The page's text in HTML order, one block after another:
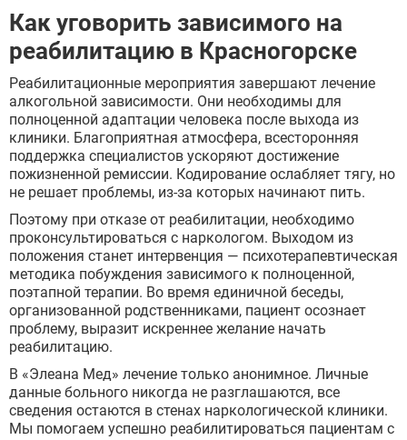
Как уговорить зависимого на
реабилитацию в Красногорске
Реабилитационные мероприятия завершают лечение
алкогольной зависимости. Они необходимы для
полноценной адаптации человека после выхода из
клиники. Благоприятная атмосфера, всесторонняя
поддержка специалистов ускоряют достижение
пожизненной ремиссии. Кодирование ослабляет тягу, но
не решает проблемы, из-за которых начинают пить.
Поэтому при отказе от реабилитации, необходимо
проконсультироваться с наркологом. Выходом из
положения станет интервенция — психотерапевтическая
методика побуждения зависимого к полноценной,
поэтапной терапии. Во время единичной беседы,
организованной родственниками, пациент осознает
проблему, выразит искреннее желание начать
реабилитацию.
В «Элеана Мед» лечение только анонимное. Личные
данные больного никогда не разглашаются, все
сведения остаются в стенах наркологической клиники.
Мы помогаем успешно реабилитироваться пациентам с
ВЫЗВАТЬ ВРАЧА
ЗАДАТЬ ВОПРОС
ЗАПОЛНИТЕ ФОРМУ
Заполните форму ниже, мы вам
Королёв
Лобня
Люберцы
Мытищи
Наро-Фоминск
Ногинск
Одинцово
Орехово-Зуево
Подольск
Пушкино
Реутов
Сергиев Посад
Серпухов
Химки
Чехов
Щёлково
Электросталь
Котельники
Электроугли
Лыткарино
Павловский Посад
Ступино